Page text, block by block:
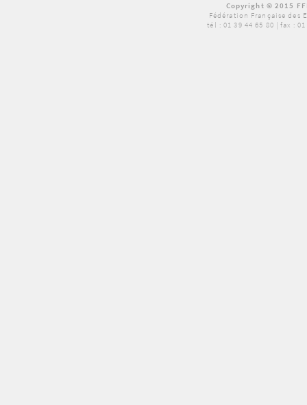
Copyright © 2015
Fédération Française des
tél :01 39 44 65 80 | fax :